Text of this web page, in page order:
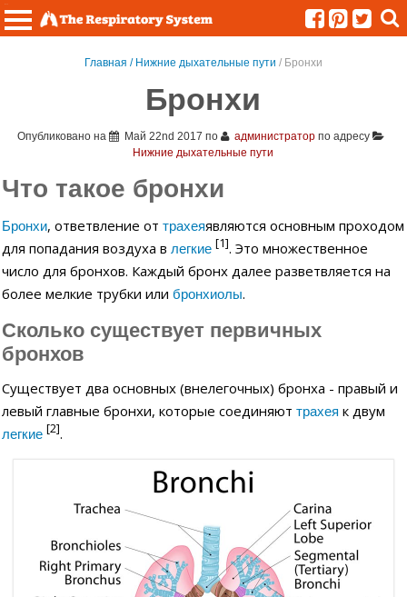
Главная / Нижние дыхательные пути / Бронхи
Бронхи
Опубликовано на Май 22nd 2017 по администраторпо адресу
Нижние дыхательные пути
Что такое бронхи
Бронхи, ответвление оттрахеяявляются основным проходом
для попадания воздуха влегкие [1]. Это множественное
число для бронхов. Каждый бронх далее разветвляется на
более мелкие трубки илибронхиолы.
Сколько существует первичных
бронхов
Существует два основных (внелегочных) бронха - правый и
левый главные бронхи, которые соединяюттрахея к двум
легкие [2].